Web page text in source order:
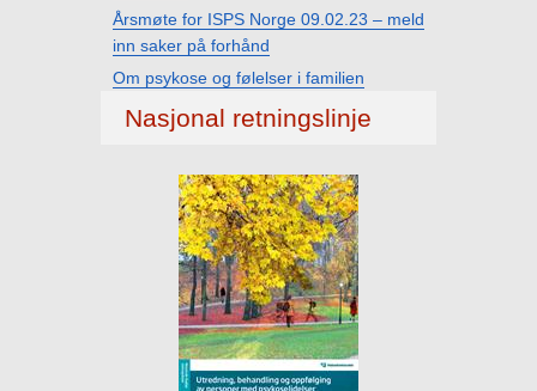
Årsmøte for ISPS Norge 09.02.23 – meld
inn saker på forhånd
Om psykose og følelser i familien
Nasjonal retningslinje